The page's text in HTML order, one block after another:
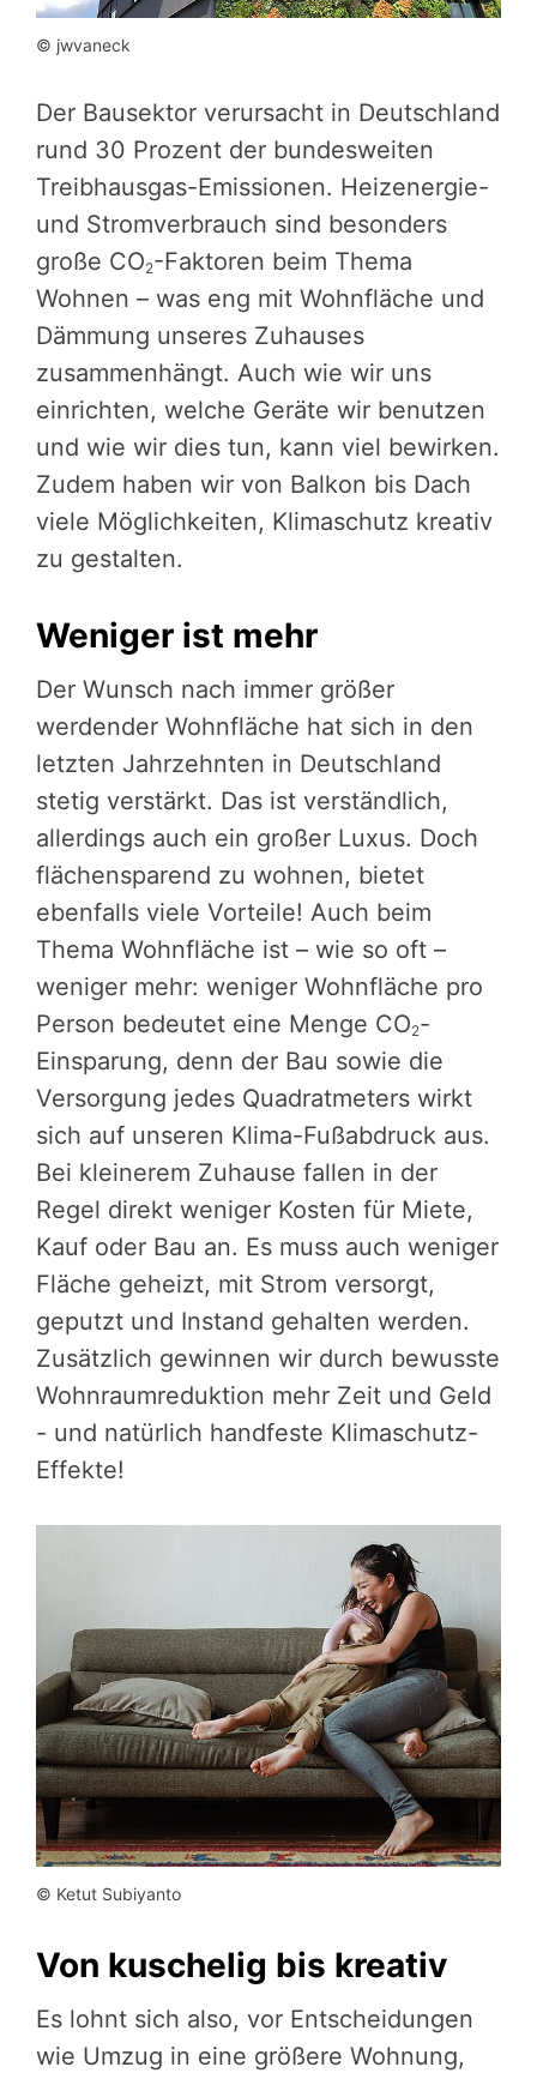
© jwvaneck
Der Bausektor verursacht in Deutschland
rund 30 Prozent der bundesweiten
Treibhausgas-Emissionen. Heizenergie-
und Stromverbrauch sind besonders
große CO2-Faktoren beim Thema
Wohnen – was eng mit Wohnfläche und
Dämmung unseres Zuhauses
zusammenhängt. Auch wie wir uns
einrichten, welche Geräte wir benutzen
und wie wir dies tun, kann viel bewirken.
Zudem haben wir von Balkon bis Dach
viele Möglichkeiten, Klimaschutz kreativ
zu gestalten.
Weniger ist mehr
Der Wunsch nach immer größer
werdender Wohnfläche hat sich in den
letzten Jahrzehnten in Deutschland
stetig verstärkt. Das ist verständlich,
allerdings auch ein großer Luxus. Doch
flächensparend zu wohnen, bietet
ebenfalls viele Vorteile! Auch beim
Thema Wohnfläche ist – wie so oft –
weniger mehr: weniger Wohnfläche pro
Person bedeutet eine Menge CO2-
Einsparung, denn der Bau sowie die
Versorgung jedes Quadratmeters wirkt
sich auf unseren Klima-Fußabdruck aus.
Bei kleinerem Zuhause fallen in der
Regel direkt weniger Kosten für Miete,
Kauf oder Bau an. Es muss auch weniger
Fläche geheizt, mit Strom versorgt,
geputzt und Instand gehalten werden.
Zusätzlich gewinnen wir durch bewusste
Wohnraumreduktion mehr Zeit und Geld
- und natürlich handfeste Klimaschutz-
Effekte!
© Ketut Subiyanto
Von kuschelig bis kreativ
Es lohnt sich also, vor Entscheidungen
wie Umzug in eine größere Wohnung,